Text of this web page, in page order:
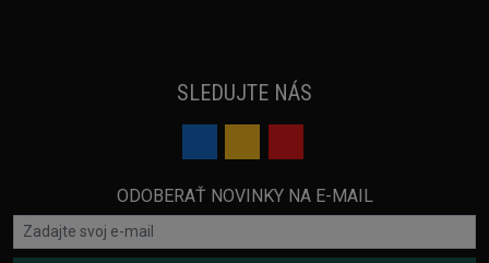
SLEDUJTE NÁS
ODOBERAŤ NOVINKY NA E-MAIL